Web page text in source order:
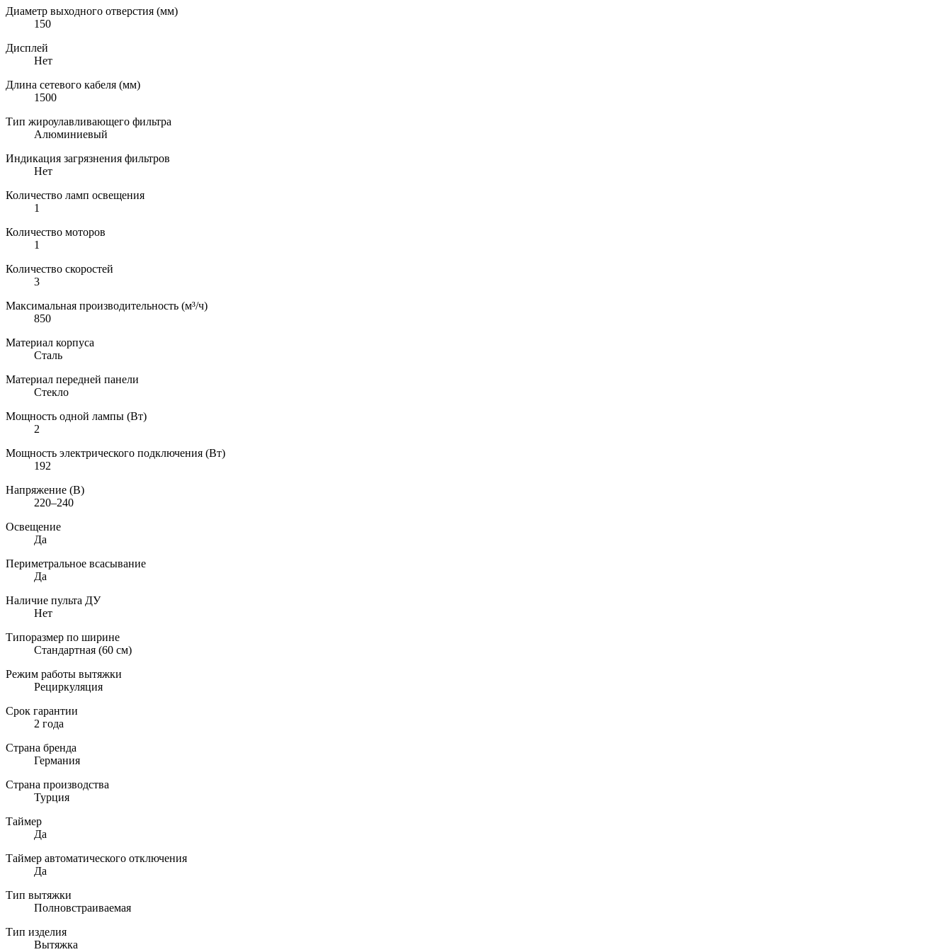
Диаметр выходного отверстия (мм)
150
Дисплей
Нет
Длина сетевого кабеля (мм)
1500
Тип жироулавливающего фильтра
Алюминиевый
Индикация загрязнения фильтров
Нет
Количество ламп освещения
1
Количество моторов
1
Количество скоростей
3
Максимальная производительность (м³/ч)
850
Материал корпуса
Сталь
Материал передней панели
Стекло
Мощность одной лампы (Вт)
2
Мощность электрического подключения (Вт)
192
Напряжение (В)
220–240
Освещение
Да
Периметральное всасывание
Да
Наличие пульта ДУ
Нет
Типоразмер по ширине
Стандартная (60 см)
Режим работы вытяжки
Рециркуляция
Срок гарантии
2 года
Страна бренда
Германия
Страна производства
Турция
Таймер
Да
Таймер автоматического отключения
Да
Тип вытяжки
Полновстраиваемая
Тип изделия
Вытяжка